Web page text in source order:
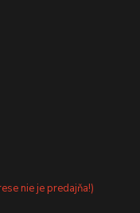
nie je predajňa!)